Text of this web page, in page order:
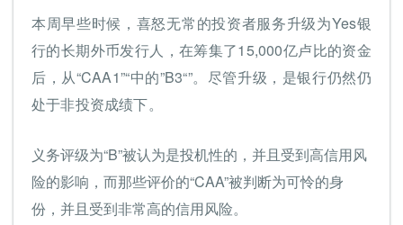
本周早些时候，喜怒无常的投资者服务升级为Yes银
行的长期外币发行人，在筹集了15,000亿卢比的资金
后，从“CAA1”“中的”B3“”。尽管升级，是银行仍然仍
处于非投资成绩下。
义务评级为“B”被认为是投机性的，并且受到高信用风
险的影响，而那些评价的“CAA”被判断为可怜的身
份，并且受到非常高的信用风险。